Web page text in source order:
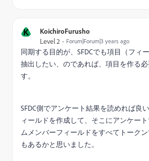
K KoichiroFurusho
Level 2 Forum|Forum|3 years ago
同期する目的が、SFDCでも項目（フィ
抽出したい、のであれば、項目を作る
す。
SFDC側でアンケート結果を読めれば良
ィールドを作成して、そこにアンケー
ムメンバーフィールドをすべてトーク
もあるかと思いました。